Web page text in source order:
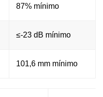
87% mínimo
≤-23 dB mínimo
101,6 mm mínimo